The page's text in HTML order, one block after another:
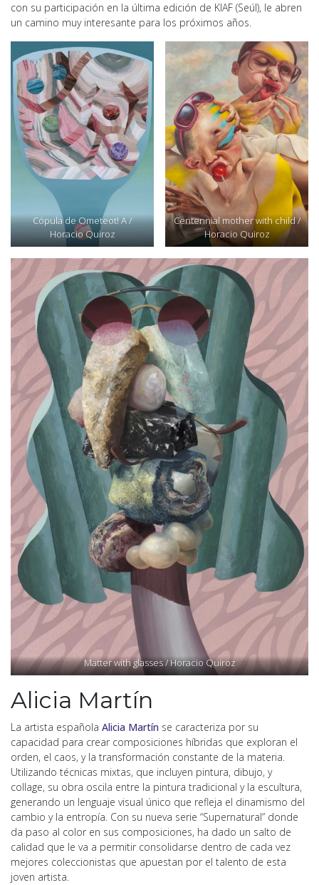
con su participación en la última edición de KIAF (Seúl), le abren
un camino muy interesante para los próximos años.
Cópula de Ometeot! A /
Horacio Quiroz
Centennial mother with child /
Horacio Quiroz
Matter with glasses / Horacio Quiroz
Alicia Martín
La artista española Alicia Martín se caracteriza por su
capacidad para crear composiciones híbridas que exploran el
orden, el caos, y la transformación constante de la materia.
Utilizando técnicas mixtas, que incluyen pintura, dibujo, y
collage, su obra oscila entre la pintura tradicional y la escultura,
generando un lenguaje visual único que refleja el dinamismo del
cambio y la entropía. Con su nueva serie “Supernatural” donde
da paso al color en sus composiciones, ha dado un salto de
calidad que le va a permitir consolidarse dentro de cada vez
mejores coleccionistas que apuestan por el talento de esta
joven artista.